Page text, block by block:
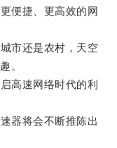
便捷、更高效的网
市还是农村，天空
。
高速网络时代的利
器将会不断推陈出